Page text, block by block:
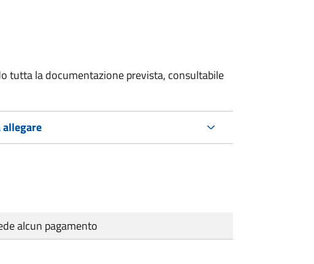
tutta la documentazione prevista, consultabile
alcun pagamento